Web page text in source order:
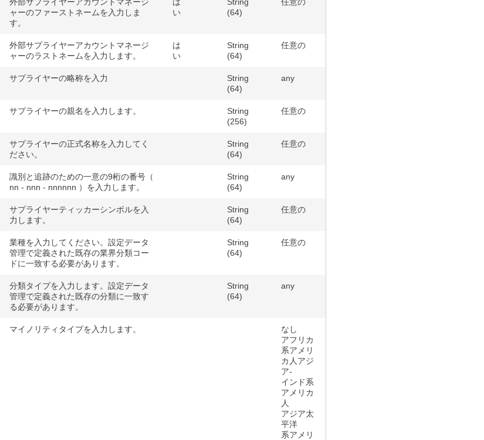
ャーのファーストネームを入力しま
す。
い
(64)
外部サプライヤーアカウントマネージ
ャーのラストネームを入力します。
は
い
String
(64)
任意の
サプライヤーの略称を入力
String
(64)
any
サプライヤーの親名を入力します。
String
(256)
任意の
サプライヤーの正式名称を入力してく
ださい。
String
(64)
任意の
識別と追跡のための一意の9桁の番号（
nn - nnn - nnnnnn ）を入力します。
String
(64)
any
サプライヤーティッカーシンボルを入
力します。
String
(64)
任意の
業種を入力してください。設定データ
管理で定義された既存の業界分類コー
ドに一致する必要があります。
String
(64)
任意の
分類タイプを入力します。設定データ
管理で定義された既存の分類に一致す
る必要があります。
String
(64)
any
マイノリティタイプを入力します。
なし
アフリカ
系アメリ
カ人アジ
ア-
インド系
アメリカ
人
アジア太
平洋
系アメリ